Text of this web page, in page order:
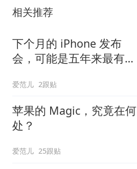
相关推荐
下个月的 iPhone 发布
会，可能是五年来最有
爱范儿 2跟贴
苹果的 Magic，究竟在何
处？
爱范儿 25跟贴